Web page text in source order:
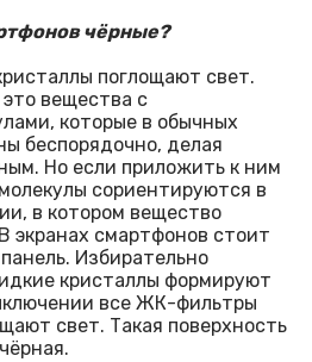
чёрные?
поглощают свет.
вещества с
которые в обычных
беспорядочно, делая
Но если приложить к ним
сориентируются в
в котором вещество
экранах смартфонов стоит
Избирательно
кристаллы формируют
все ЖК-фильтры
свет. Такая поверхность